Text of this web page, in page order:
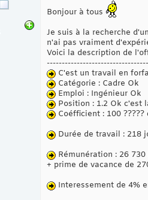
Bonjour à tous
Je suis à la recherche
n'ai pas vraiment
Voici la description de
C'est un travail en
Catégorie : Cadre Ok
Emploi : Ingénieur Ok
Position : 1.2 Ok c'est
Coéfficient : 100
Durée de travail : 218
Rémunération : 26
+ prime de vacance de
Interessement de 4%